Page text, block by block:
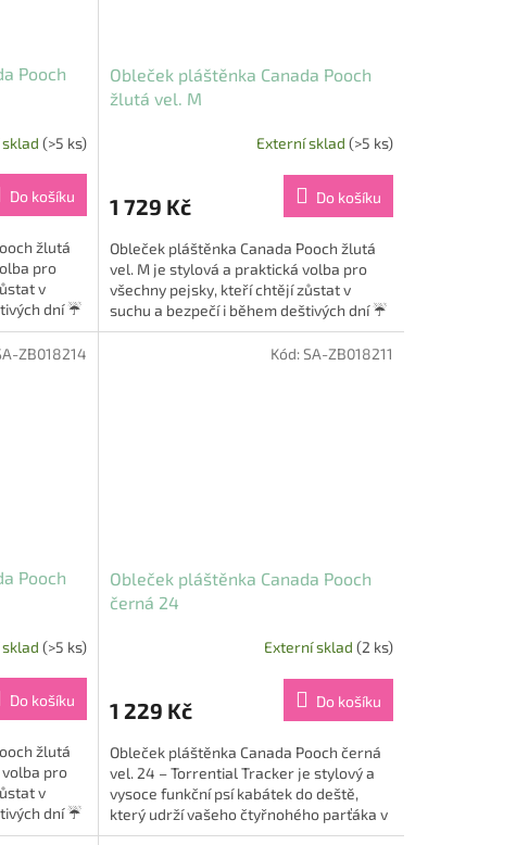
Pooch
(>5 ks)
Do košíku
žlutá
pro
v
dní ☔
Obleček pláštěnka Canada Pooch
žlutá vel. M
Externí sklad (>5 ks)
1 729 Kč Do košíku
Obleček pláštěnka Canada Pooch žlutá
vel. M je stylová a praktická volba pro
všechny pejsky, kteří chtějí zůstat v
suchu a bezpečí i během deštivých dní ☔
🐾. Tato ikonická...
Pooch
(>5 ks)
Do košíku
žlutá
pro
v
dní ☔
ZB018214
Obleček pláštěnka Canada Pooch
černá 24
Externí sklad (2 ks)
1 229 Kč Do košíku
Obleček pláštěnka Canada Pooch černá
vel. 24 – Torrential Tracker je stylový a
vysoce funkční psí kabátek do deště,
který udrží vašeho čtyřnohého parťáka v
suchu, pohodlí a...
Kód:SA-ZB018211